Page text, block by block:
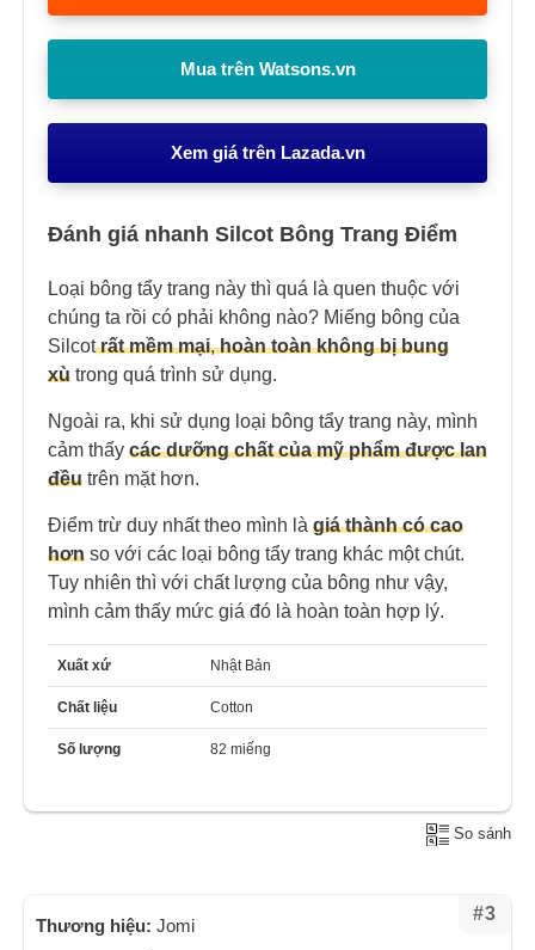
Mua trên Watsons.vn
Xem giá trên Lazada.vn
Đánh giá nhanh Silcot Bông Trang Điểm
Loại bông tẩy trang này thì quá là quen thuộc với
chúng ta rồi có phải không nào? Miếng bông của
Silcot rất mềm mại,hoàn toàn không bị bung
xù trong quá trình sử dụng.
Ngoài ra, khi sử dụng loại bông tẩy trang này, mình
cảm thấy các dưỡng chất của mỹ phẩm được lan
đều trên mặt hơn.
Điểm trừ duy nhất theo mình là giá thành có cao
hơn so với các loại bông tẩy trang khác một chút.
Tuy nhiên thì với chất lượng của bông như vậy,
mình cảm thấy mức giá đó là hoàn toàn hợp lý.
Xuất xứ Nhật Bản
Chất liệu Cotton
Số lượng 82 miếng
So sánh
#3
Thương hiệu: Jomi